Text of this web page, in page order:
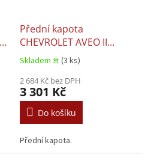
Přední kapota
CHEVROLET AVEO II
04.2008–05.2011
Skladem 𖠿 (3 ks)
2 684 Kč bez DPH
3 301 Kč
Do košíku
Přední kapota.